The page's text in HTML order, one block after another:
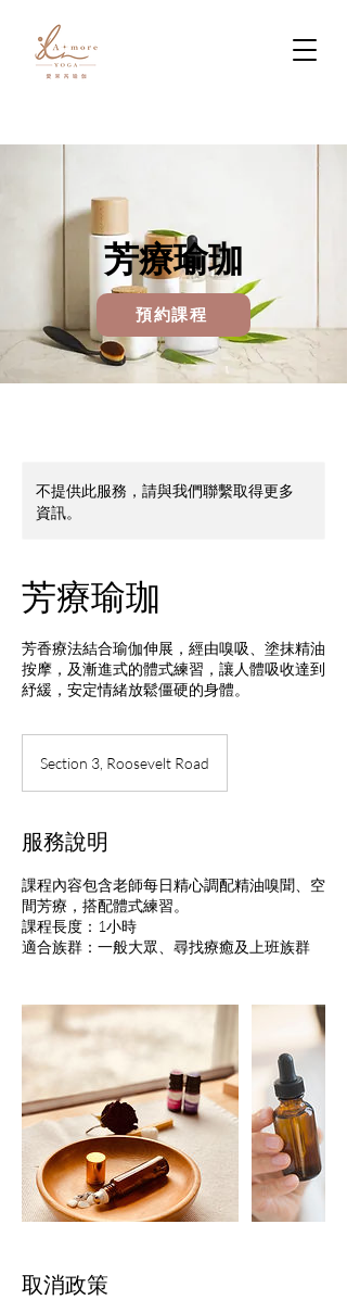
芳療瑜珈
不提供此服務，請與我們聯繫取得更多
資訊。
芳療瑜珈
芳香療法結合瑜伽伸展，經由嗅吸、塗抹精油
按摩，及漸進式的體式練習，讓人體吸收達到
紓緩，安定情緒放鬆僵硬的身體。
Section 3, Roosevelt Road
服務說明
課程內容包含老師每日精心調配精油嗅聞、空
間芳療，搭配體式練習。
課程長度：1小時
適合族群：一般大眾、尋找療癒及上班族群
取消政策
預約課程